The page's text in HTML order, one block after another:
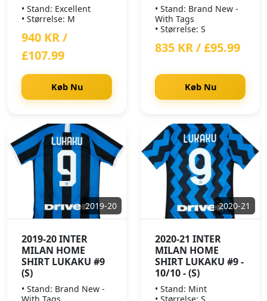
• Stand: Excellent
• Størrelse: M
940 KR /
£107.99
Køb Nu
• Stand: Brand New -
With Tags
• Størrelse: S
835 KR / £95.99
Køb Nu
2019-20
2019-20 INTER
MILAN HOME
SHIRT LUKAKU #9
(S)
• Stand: Brand New -
2020-21
2020-21 INTER
MILAN HOME
SHIRT LUKAKU #9 -
10/10 - (S)
• Stand: Mint